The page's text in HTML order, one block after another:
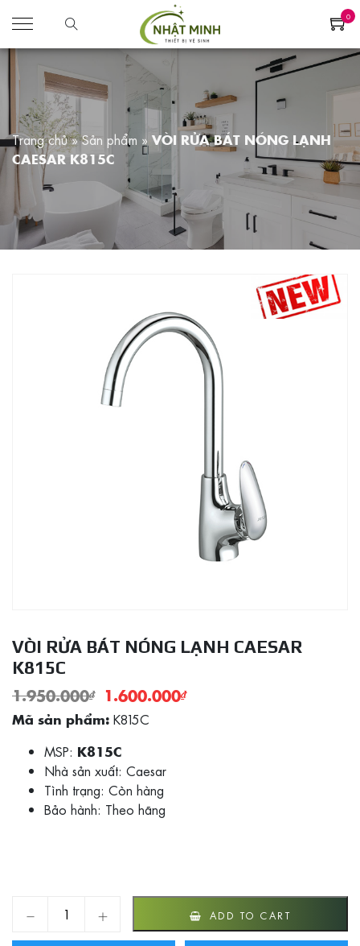
0
Trang chủ»Sản phẩm » VÒI RỬA BÁT NÓNG LẠNH
CAESAR K815C
VÒI RỬA BÁT NÓNG LẠNH CAESAR
K815C
1.950.000₫ 1.600.000₫
Mã sản phẩm: K815C
MSP: K815C
Nhà sản xuất: Caesar
Tình trạng: Còn hàng
Bảo hành: Theo hãng
VÒI RỬA BÁT NÓNG LẠNH CAESAR K815C quantity
ADD TO CART